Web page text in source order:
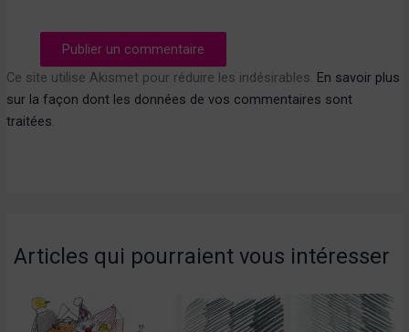
Ce site utilise Akismet pour réduire les indésirables. En savoir plus
sur la façon dont les données de vos commentaires sont
traitées.
Articles qui pourraient vous intéresser